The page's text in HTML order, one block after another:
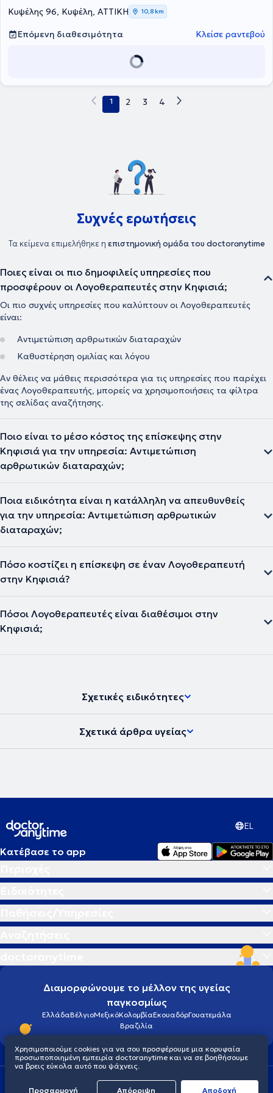
εμπειρία με παιδιά και ενήλικες ενώ εξειδικεύεται στη
φωνοθεραπεία μέσω της εκπαίδευσης ΙVT.
Κυψέλης 96, Κυψέλη, ΑΤΤΙΚΗ 10,8 km
Επόμενη διαθεσιμότητα Κλείσε ραντεβού
1 2 3 4
Συχνές ερωτήσεις
Τα κείμενα επιμελήθηκε η επιστημονική ομάδα του doctoranytime
Ποιες είναι οι πιο δημοφιλείς υπηρεσίες που
προσφέρουν οι Λογοθεραπευτές στην Κηφισιά;
Οι πιο συχνές υπηρεσίες που καλύπτουν οι Λογοθεραπευτές
είναι:
Αντιμετώπιση αρθρωτικών διαταραχών
Καθυστέρηση ομιλίας και λόγου
Αν θέλεις να μάθεις περισσότερα για τις υπηρεσίες που παρέχει
ένας Λογοθεραπευτής, μπορείς να χρησιμοποιήσεις τα φίλτρα
της σελίδας αναζήτησης.
Ποιο είναι το μέσο κόστος της επίσκεψης στην
Κηφισιά για την υπηρεσία: Αντιμετώπιση
αρθρωτικών διαταραχών;
Ποια ειδικότητα είναι η κατάλληλη να απευθυνθείς
για την υπηρεσία: Αντιμετώπιση αρθρωτικών
διαταραχών;
Πόσο κοστίζει η επίσκεψη σε έναν Λογοθεραπευτή
στην Κηφισιά?
Πόσοι Λογοθεραπευτές είναι διαθέσιμοι στην
Κηφισιά;
Σχετικές ειδικότητες
Σχετικά άρθρα υγείας
EL
Κατέβασε το app
Διαμορφώνουμε το μέλλον της υγείας
παγκοσμίως
ΕλλάδαΒέλγιοΜεξικόΚολομβίαΕκουαδόρΓουατεμάλα
Βραζιλία
Πολιτική προστασίας προσωπικού απορρήτου
© 2026 doctoranytime
Χρησιμοποιούμε cookies για να σου προσφέρουμε μια κορυφαία
προσωποποιημένη εμπειρία doctoranytime και να σε βοηθήσουμε
να βρεις εύκολα αυτό που ψάχνεις.
Προσαρμογή Απόρριψη Aποδοχή